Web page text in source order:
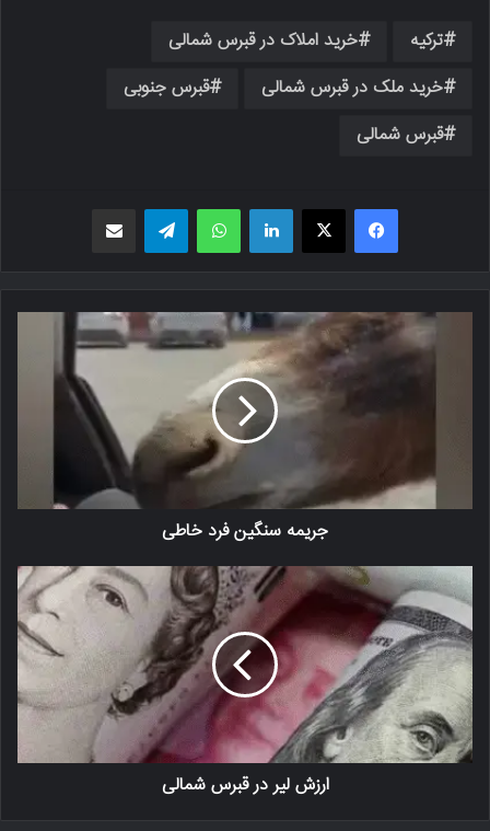
ترکیه
خرید املاک در قبرس شمالی
خرید ملک در قبرس شمالی
قبرس جنوبی
قبرس شمالی
فیسبوک X لینکدین واتس اپ
جریمه سنگین فرد خاطی
ارزش لیر در قبرس شمالی